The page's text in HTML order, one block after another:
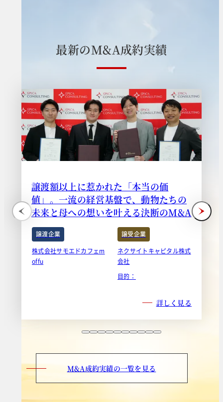
最新のM&A成約実績
譲渡額以上に惹かれた「本当の価
値」。一流の経営基盤で、動物たちの
未来と母への想いを叶える決断のM&A
譲渡企業
譲受企業
株式会社サモエドカフェm
offu
ネクサイトキャピタル株式
会社
目的：
詳しく見る
M&A成約実績の一覧を見る